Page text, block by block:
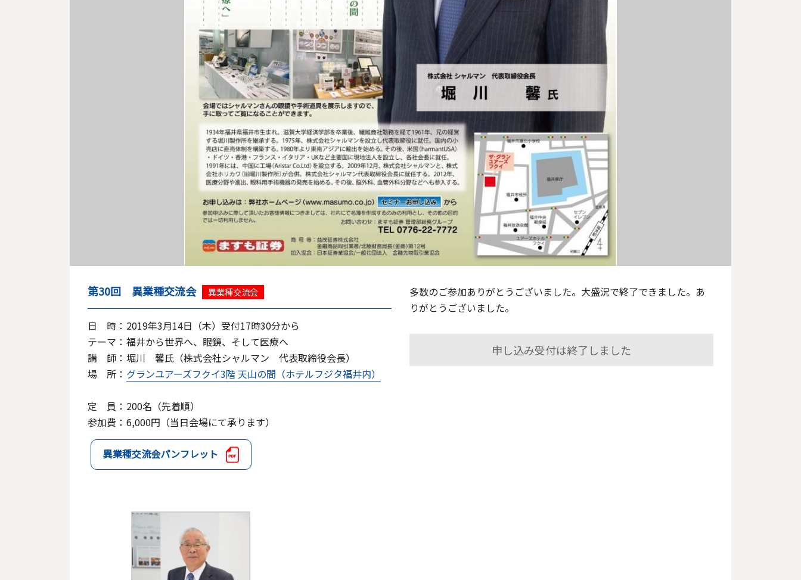
第30回 異業種交流会 異業種交流会
日 時： 2019年3月14日（木）受付17時30分から
テーマ： 福井から世界へ、眼鏡、そして医療へ
講 師： 堀川 馨氏（株式会社シャルマン 代表取締役会長）
場 所： グランユアーズフクイ3階 天山の間（ホテルフジタ福井内）
定 員： 200名（先着順）
参加費： 6,000円（当日会場にて承ります）
異業種交流会パンフレット
多数のご参加ありがとうございました。大盛況で終了できました。あ
りがとうございました。
申し込み受付は終了しました